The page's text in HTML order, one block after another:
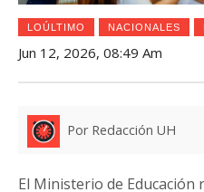
LOÚLTIMO NACIONALES
Jun 12, 2026, 08:49 Am
Por Redacción UH
El Ministerio de Educación